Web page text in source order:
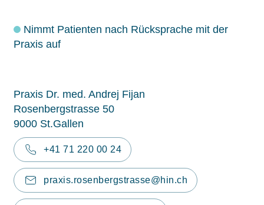
Nimmt Patienten nach Rücksprache mit der
Praxis auf
Praxis Dr. med. Andrej Fijan
Rosenbergstrasse 50
9000 St.Gallen
+41 71 220 00 24
praxis.rosenbergstrasse@hin.ch